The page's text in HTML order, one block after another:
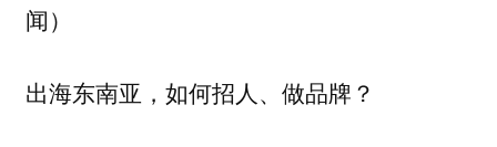
闻）
出海东南亚，如何招人、做品牌？